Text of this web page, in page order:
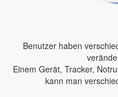
Benutzer haben
Einem Gerät, Tracker,
kann man